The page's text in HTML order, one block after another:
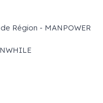
Région - MANPOWER